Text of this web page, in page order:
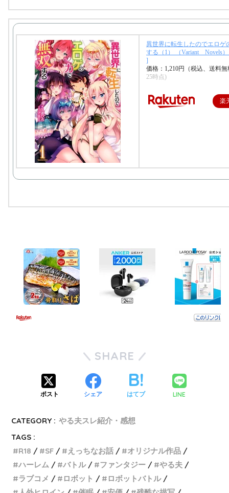
異世界に転生したのでエロゲ
する（1） （Variant Novels
]
価格：1,210円（税込、送料
25時点)
楽
SHARE
ポスト シェア はてブ LINE
CATEGORY : やる夫スレ紹介・感想
TAGS :
R18
SF えっちなお話
オリジナル作品
ハーレム
バトル ファンタジー
やる夫
ラブコメ
ロボット
ロボットバトル